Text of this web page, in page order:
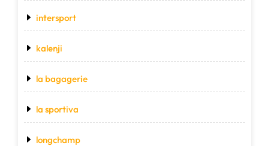
intersport
kalenji
la bagagerie
la sportiva
longchamp